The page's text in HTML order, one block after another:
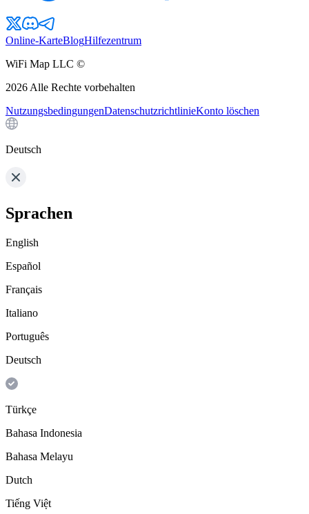
Online-KarteBlogHilfezentrum
WiFi Map LLC ©
2026 Alle Rechte vorbehalten
NutzungsbedingungenDatenschutzrichtlinieKonto löschen
Deutsch
Sprachen
English
Español
Français
Italiano
Português
Deutsch
Türkçe
Bahasa Indonesia
Bahasa Melayu
Dutch
Tiếng Việt